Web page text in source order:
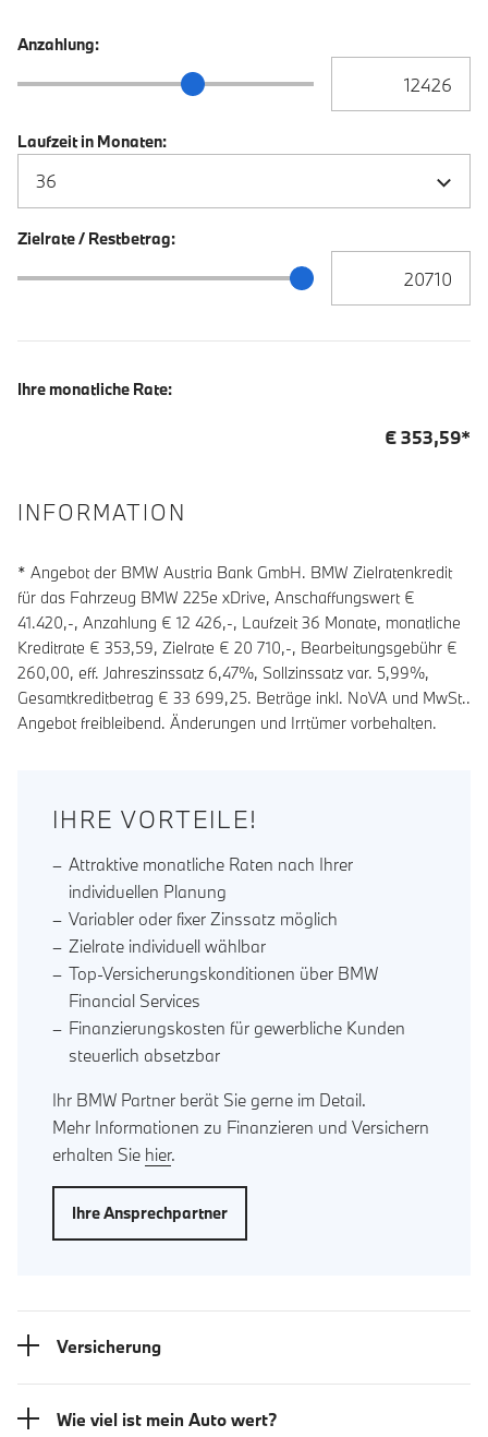
Anzahlung:
Anzahlung Schieberegler
Laufzeit in Monaten:
Zielrate / Restbetrag:
Zielrate / Restbetrag Schieberegler
Ihre monatliche Rate:
€353,59*
INFORMATION
* Angebot der BMW Austria Bank GmbH. BMW Zielratenkredit
für das Fahrzeug BMW 225e xDrive, Anschaffungswert €
41.420,-, Anzahlung € 12 426,-, Laufzeit36 Monate, monatliche
Kreditrate € 353,59, Zielrate € 20 710,-, Bearbeitungsgebühr €
260,00, eff. Jahreszinssatz 6,47%, Sollzinssatz var. 5,99%,
Gesamtkreditbetrag € 33 699,25. Beträge inkl. NoVA und MwSt..
Angebot freibleibend. Änderungen und Irrtümer vorbehalten.
IHRE VORTEILE!
Attraktive monatliche Raten nach Ihrer
individuellen Planung
Variabler oder fixer Zinssatz möglich
Zielrate individuell wählbar
Top-Versicherungskonditionen über BMW
Financial Services
Finanzierungskosten für gewerbliche Kunden
steuerlich absetzbar
Ihr BMW Partner berät Sie gerne im Detail.
Mehr Informationen zu Finanzieren und Versichern
erhalten Sie hier.
Ihre Ansprechpartner
Versicherung
Wie viel ist mein Auto wert?